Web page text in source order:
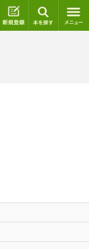
ログイン 新規登録